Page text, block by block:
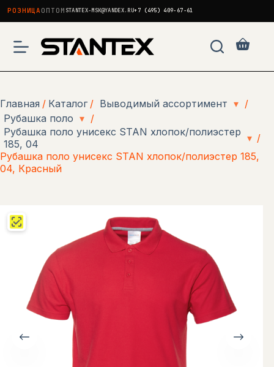
РОЗНИЦА ОПТОМ STANTEX-MSK@YANDEX.RU+7 (495) 409-67-61
сути
Главная / Каталог / Выводимый ассортимент ▾ /
Рубашка поло ▾ /
Рубашка поло унисекс STAN хлопок/полиэстер
185, 04
▾ /
Рубашка поло унисекс STAN хлопок/полиэстер 185,
04, Красный